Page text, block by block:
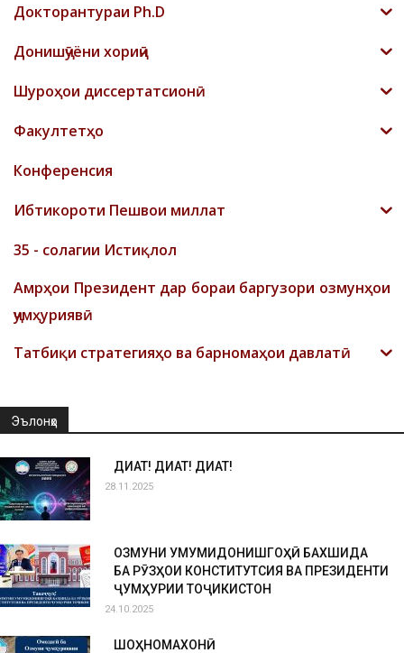
Докторантураи Ph.D
Донишҷӯёни хориҷӣ
Шyроҳои диссертатсионӣ
Факултетҳо
Конференсия
Ибтикороти Пешвои миллат
35 - солагии Истиқлол
Амрҳои Президент дар бораи баргузори озмунҳои
ҷумҳуриявӣ
Татбиқи стратегияҳо ва барномаҳои давлатӣ
Эълонҳо
ДИҚҚАТ! ДИҚҚАТ! ДИҚҚАТ!
28.11.2025
ОЗМУНИ УМУМИДОНИШГОҲӢ БАХШИДА
БА РӮЗҲОИ КОНСТИТУТСИЯ ВА ПРЕЗИДЕНТИ
ҶУМҲУРИИ ТОҶИКИСТОН
24.10.2025
ШОҲНОМАХОНӢ